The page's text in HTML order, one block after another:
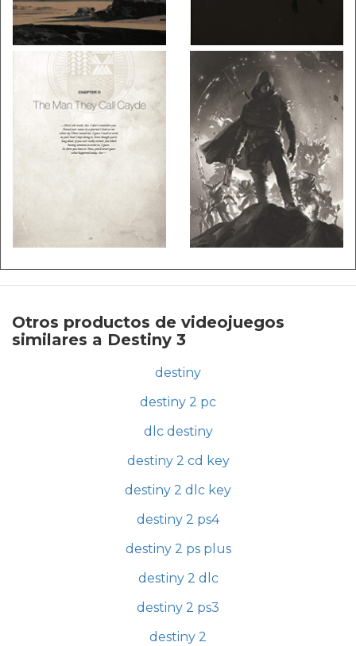
Otros productos de videojuegos
similares a Destiny 3
destiny
destiny 2 pc
dlc destiny
destiny 2 cd key
destiny 2 dlc key
destiny 2 ps4
destiny 2 ps plus
destiny 2 dlc
destiny 2 ps3
destiny 2